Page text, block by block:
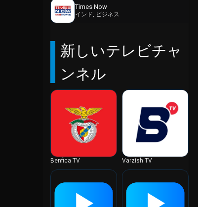
カーボベルデ
ガイアナ
カタール
カナダ
ガボン
カメルーン
カンボジア
ギニア
ギニアビサウ
キューバ
キルギスタン
グアテマラ
Times Now
インド, ビジネス
新しいテレビチャ
ンネル
Benfica TV Varzish TV